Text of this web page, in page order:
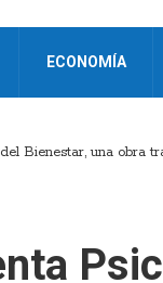
ECONOMÍA
Bienestar, una obra